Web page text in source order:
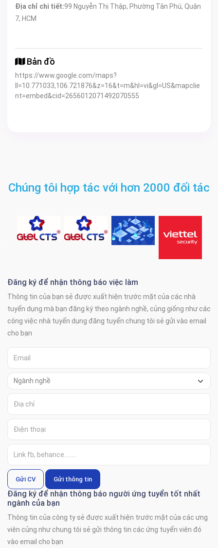
Địa chỉ chi tiết:99 Nguyễn Thị Thập, Phường Tân Phú, Quận
7, HCM
Bản đồ
https://www.google.com/maps?
ll=10.771033,106.721876&z=16&t=m&hl=vi&gl=US&mapclie
nt=embed&cid=2656012071492070555
Chúng tôi hợp tác với hơn 2000 đối tác
Đăng ký để nhận thông báo việc làm
Thông tin của bạn sẻ được xuất hiện trước mặt của các nhà
tuyển dụng mà bạn đăng ký theo ngành nghề, củng giống như các
công việc nhà tuyển dụng đăng tuyển chung tôi sẻ gửi vào email
cho bạn
Gửi CV Gửi thông tin
Đăng ký để nhận thông báo người ứng tuyển tốt nhất
ngành của bạn
Thông tin của công ty sẻ được xuất hiện trước mặt của các ưng
viên củng như chung tôi sẻ gửi thông tin các ứng tuyển viên đó
vào email cho bạn